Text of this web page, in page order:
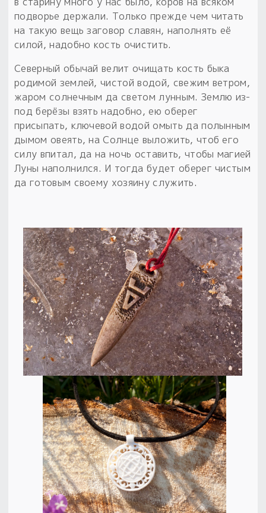
подворье держали. Только прежде чем читать
на такую вещь заговор славян, наполнять её
силой, надобно кость очистить.
Северный обычай велит очищать кость быка
родимой землей, чистой водой, свежим ветром,
жаром солнечным да светом лунным. Землю из-
под берёзы взять надобно, ею оберег
присыпать, ключевой водой омыть да полынным
дымом овеять, на Солнце выложить, чтоб его
силу впитал, да на ночь оставить, чтобы магией
Луны наполнился. И тогда будет оберег чистым
да готовым своему хозяину служить.